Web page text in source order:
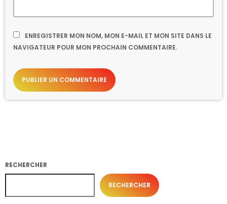
ENREGISTRER MON NOM, MON E-MAIL ET MON SITE DANS LE
NAVIGATEUR POUR MON PROCHAIN COMMENTAIRE.
RECHERCHER
RECHERCHER